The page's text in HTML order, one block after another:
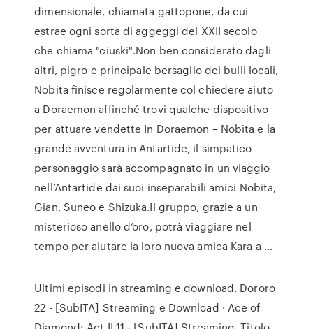
dimensionale, chiamata gattopone, da cui
estrae ogni sorta di aggeggi del XXII secolo
che chiama "ciuski".Non ben considerato dagli
altri, pigro e principale bersaglio dei bulli locali,
Nobita finisce regolarmente col chiedere aiuto
a Doraemon affinché trovi qualche dispositivo
per attuare vendette In Doraemon – Nobita e la
grande avventura in Antartide, il simpatico
personaggio sarà accompagnato in un viaggio
nell’Antartide dai suoi inseparabili amici Nobita,
Gian, Suneo e Shizuka.Il gruppo, grazie a un
misterioso anello d’oro, potrà viaggiare nel
tempo per aiutare la loro nuova amica Kara a …
Ultimi episodi in streaming e download. Dororo
22 - [SubITA] Streaming e Download · Ace of